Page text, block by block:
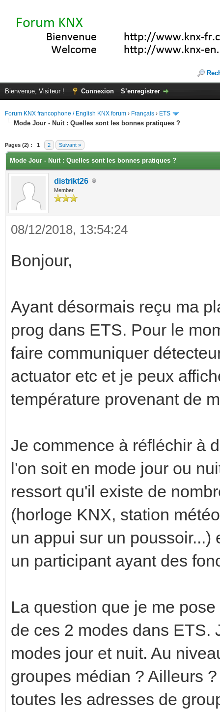
Bienvenue, Visiteur ! Connexion S’enregistrer
Forum KNX francophone / English KNX forum › Français › ETS
Mode Jour - Nuit : Quelles sont les bonnes pratiques ?
Pages (2) : 1 2 Suivant »
Mode Jour - Nuit : Quelles sont les bonnes pratiques ?
distrikt26
Member
08/12/2018, 13:54:24
Bonjour,
Ayant désormais reçu ma
prog dans ETS. Pour le
faire communiquer
actuator etc et je peux
température provenant de
Je commence à réfléchir à
l'on soit en mode jour ou
ressort qu'il existe de
(horloge KNX, station
un appui sur un
un participant ayant des
La question que je me
de ces 2 modes dans ETS.
modes jour et nuit. Au
groupes médian ? Ailleurs
toutes les adresses de